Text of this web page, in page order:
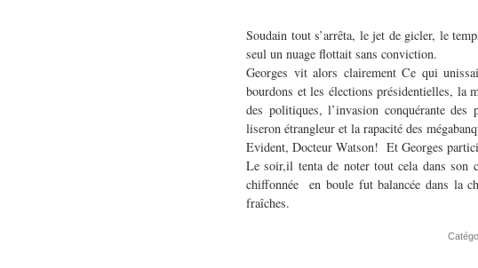
Soudain tout s’arrêta, le jet de gicler, le
seul un nuage flottait sans conviction.
Georges vit alors clairement Ce qui
bourdons et les élections présidentielles, la
des politiques, l’invasion conquérante
liseron étrangleur et la rapacité des
Evident, Docteur Watson! Et Georges
Le soir,il tenta de noter tout cela dans son
chiffonnée en boule fut balancée dans la
fraîches.